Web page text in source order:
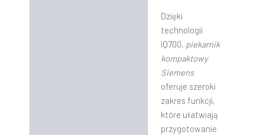
Dzięki
technologii
iQ700, piekarnik
kompaktowy
Siemens
oferuje szeroki
zakres funkcji,
które ułatwiają
przygotowanie